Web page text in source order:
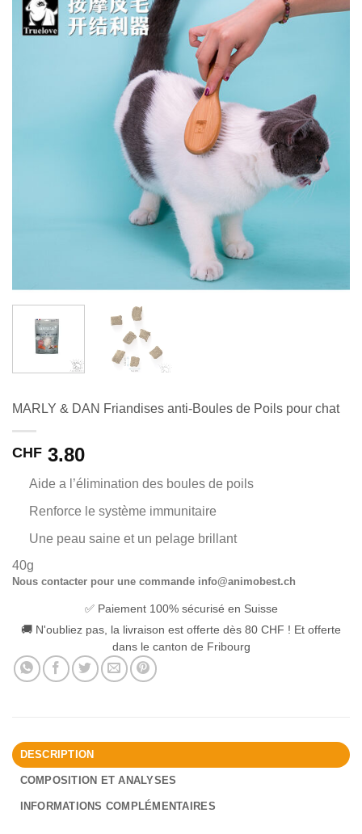
MARLY & DAN Friandises anti-Boules de Poils pour chat
CHF 3.80
Aide a l’élimination des boules de poils
Renforce le système immunitaire
Une peau saine et un pelage brillant
40g
Nous contacter pour une commande info@animobest.ch
✅ Paiement 100% sécurisé en Suisse
🚚 N'oubliez pas, la livraison est offerte dès 80 CHF ! Et offerte
dans le canton de Fribourg
DESCRIPTION
COMPOSITION ET ANALYSES
INFORMATIONS COMPLÉMENTAIRES